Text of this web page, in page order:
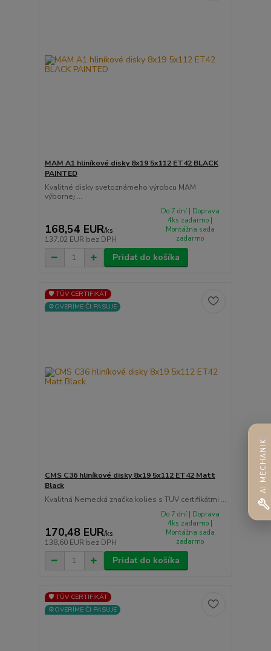
MAM A1 hliníkové disky 8x19 5x112 ET42 BLACK
PAINTED
Kvalitné disky svetoznámeho výrobcu MAM
výbornej ...
168,54 EUR/ks
137,02 EUR bez DPH
Do 7 dní | Doprava
4ks zadarmo |
Montážna sada
zadarmo
Pridať do košíka
🛡️ TÜV CERTIFIKÁT
⚙️OVERÍME ČI PASUJE
CMS C36 hliníkové disky 8x19 5x112 ET42 Matt
Black
Kvalitná Nemecká značka kolies s TUV certifikátmi ...
170,48 EUR/ks
138,60 EUR bez DPH
Do 7 dní | Doprava
4ks zadarmo |
Montážna sada
zadarmo
Pridať do košíka
🛡️ TÜV CERTIFIKÁT
⚙️OVERÍME ČI PASUJE
AI MECHANIK